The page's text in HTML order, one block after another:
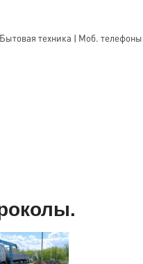
Бытовая техника | Моб. телефоны